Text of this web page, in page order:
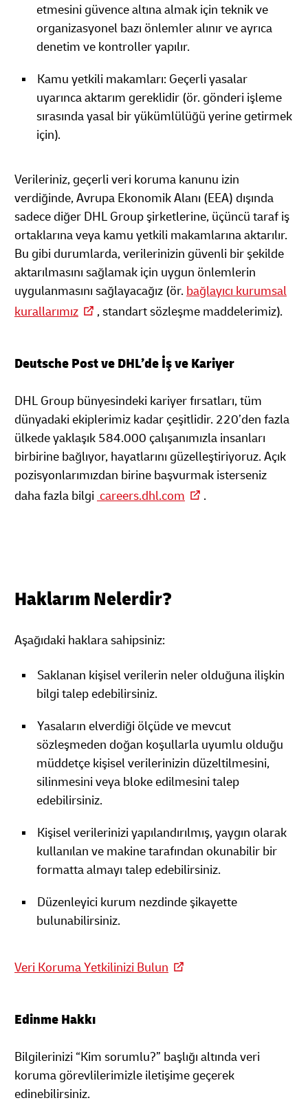
etmesini güvence altına almak için teknik ve
organizasyonel bazı önlemler alınır ve ayrıca
denetim ve kontroller yapılır.
Kamu yetkili makamları: Geçerli yasalar
uyarınca aktarım gereklidir (ör. gönderi işleme
sırasında yasal bir yükümlülüğü yerine getirmek
için).
Verileriniz, geçerli veri koruma kanunu izin
verdiğinde, Avrupa Ekonomik Alanı (EEA) dışında
sadece diğer DHL Group şirketlerine, üçüncü taraf iş
ortaklarına veya kamu yetkili makamlarına aktarılır.
Bu gibi durumlarda, verilerinizin güvenli bir şekilde
aktarılmasını sağlamak için uygun önlemlerin
uygulanmasını sağlayacağız (ör. bağlayıcı kurumsal
kurallarımız
, standart sözleşme maddelerimiz).
Deutsche Post ve DHL’de İş ve Kariyer
DHL Group bünyesindeki kariyer fırsatları, tüm
dünyadaki ekiplerimiz kadar çeşitlidir. 220’den fazla
ülkede yaklaşık 584.000 çalışanımızla insanları
birbirine bağlıyor, hayatlarını güzelleştiriyoruz. Açık
pozisyonlarımızdan birine başvurmak isterseniz
daha fazla bilgi careers.dhl.com .
Haklarım Nelerdir?
Aşağıdaki haklara sahipsiniz:
Saklanan kişisel verilerin neler olduğuna ilişkin
bilgi talep edebilirsiniz.
Yasaların elverdiği ölçüde ve mevcut
sözleşmeden doğan koşullarla uyumlu olduğu
müddetçe kişisel verilerinizin düzeltilmesini,
silinmesini veya bloke edilmesini talep
edebilirsiniz.
Kişisel verilerinizi yapılandırılmış, yaygın olarak
kullanılan ve makine tarafından okunabilir bir
formatta almayı talep edebilirsiniz.
Düzenleyici kurum nezdinde şikayette
bulunabilirsiniz.
Veri Koruma Yetkilinizi Bulun
Edinme Hakkı
Bilgilerinizi “Kim sorumlu?” başlığı altında veri
koruma görevlilerimizle iletişime geçerek
edinebilirsiniz.